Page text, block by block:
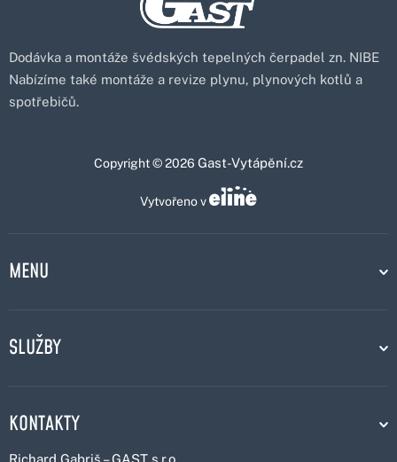
Dodávka a montáže švédských tepelných čerpadel zn. NIBE
Nabízíme také montáže a revize plynu, plynových kotlů a
spotřebičů.
Copyright © 2026 Gast-Vytápění.cz
Vytvořeno v
MENU
SLUŽBY
KONTAKTY
Richard Gabriš – GAST s.r.o.